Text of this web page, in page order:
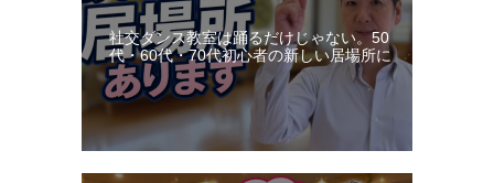
社交ダンス教室は踊るだけじゃない。50
代・60代・70代初心者の新しい居場所に